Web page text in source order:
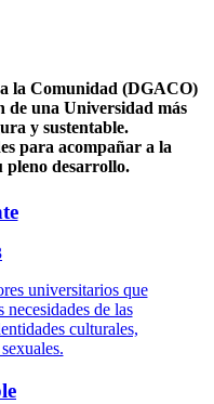
la Comunidad (DGACO)
de una Universidad más
y sustentable.
para acompañar a la
desarrollo.
universitarios que
de las
culturales,